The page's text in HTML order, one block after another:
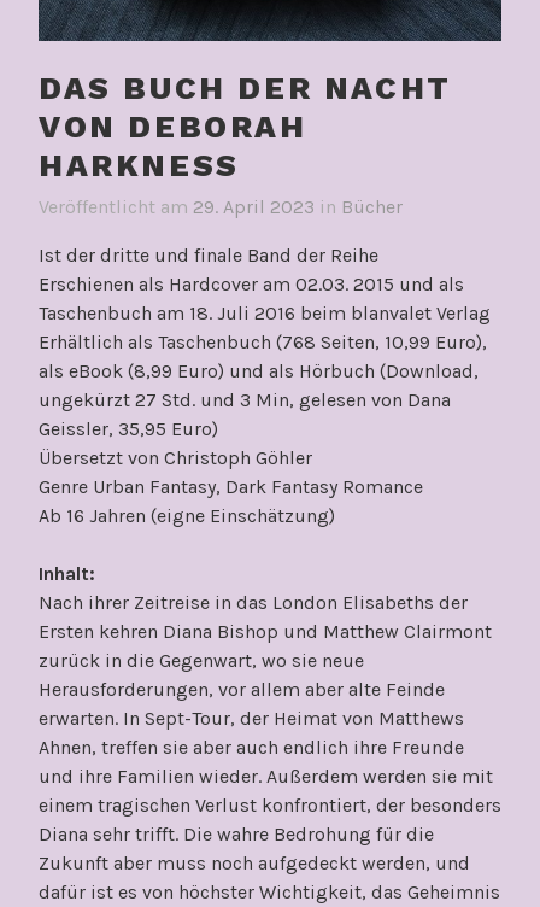
DAS BUCH DER NACHT
VON DEBORAH
HARKNESS
Veröffentlicht am 29. April 2023 in Bücher
Ist der dritte und finale Band der Reihe
Erschienen als Hardcover am 02.03. 2015 und als
Taschenbuch am 18. Juli 2016 beim blanvalet Verlag
Erhältlich als Taschenbuch (768 Seiten, 10,99 Euro),
als eBook (8,99 Euro) und als Hörbuch (Download,
ungekürzt 27 Std. und 3 Min, gelesen von Dana
Geissler, 35,95 Euro)
Übersetzt von Christoph Göhler
Genre Urban Fantasy, Dark Fantasy Romance
Ab 16 Jahren (eigne Einschätzung)
Inhalt:
Nach ihrer Zeitreise in das London Elisabeths der
Ersten kehren Diana Bishop und Matthew Clairmont
zurück in die Gegenwart, wo sie neue
Herausforderungen, vor allem aber alte Feinde
erwarten. In Sept-Tour, der Heimat von Matthews
Ahnen, treffen sie aber auch endlich ihre Freunde
und ihre Familien wieder. Außerdem werden sie mit
einem tragischen Verlust konfrontiert, der besonders
Diana sehr trifft. Die wahre Bedrohung für die
Zukunft aber muss noch aufgedeckt werden, und
dafür ist es von höchster Wichtigkeit, das Geheimnis